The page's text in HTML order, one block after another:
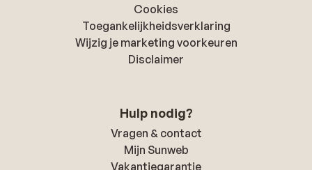
Cookies
Toegankelijkheidsverklaring
Wijzig je marketing voorkeuren
Disclaimer
Hulp nodig?
Vragen & contact
Mijn Sunweb
Vakantiegarantie